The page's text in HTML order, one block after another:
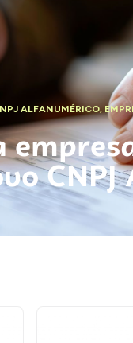
ALFANUMÉRICO,